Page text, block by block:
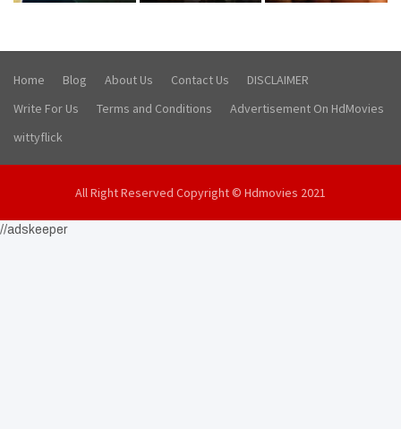
Home Blog About Us Contact Us
DISCLAIMER
Write For Us
Terms and Conditions
Advertisement On HdMovies
wittyflick
All Right Reserved Copyright © Hdmovies 2021
//adskeeper